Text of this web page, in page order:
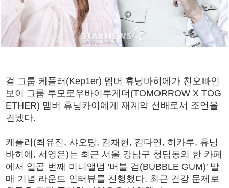
걸 그룹 케플러(Kep1er) 멤버 휴닝바히에가 친오빠인
보이 그룹 투모로우바이투게더(TOMORROW X TOG
ETHER) 멤버 휴닝카이에게 재계약 선배로서 조언을
건넸다.
케플러(최유진, 샤오팅, 김채현, 김다연, 히카루, 휴닝
바히에, 서영은)는 최근 서울 강남구 청담동의 한 카페
에서 일곱 번째 미니앨범 '버블 검(BUBBLE GUM)' 발
매 기념 라운드 인터뷰를 진행했다. 최근 건강 문제로